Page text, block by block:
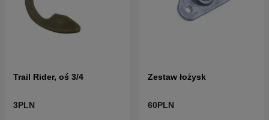
Trail Rider, oś 3/4
3PLN
Zestaw łożysk
60PLN